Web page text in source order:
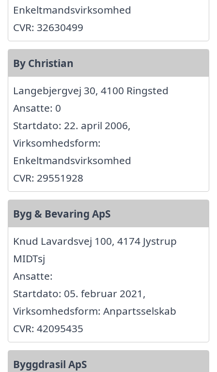
Enkeltmandsvirksomhed
CVR: 32630499
By Christian
Langebjergvej 30, 4100 Ringsted
Ansatte: 0
Startdato: 22. april 2006,
Virksomhedsform:
Enkeltmandsvirksomhed
CVR: 29551928
Byg & Bevaring ApS
Knud Lavardsvej 100, 4174 Jystrup
MIDTsj
Ansatte:
Startdato: 05. februar 2021,
Virksomhedsform: Anpartsselskab
CVR: 42095435
Byggdrasil ApS